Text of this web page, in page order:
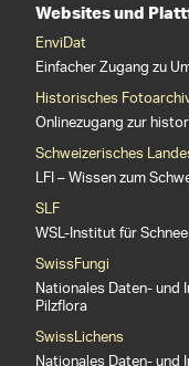
Websites und
EnviDat
Einfacher Zugang zu
Historisches
Onlinezugang zur
Schweizerisches
LFI – Wissen zum
SLF
WSL-Institut für
SwissFungi
Nationales Daten-
Pilzflora
SwissLichens